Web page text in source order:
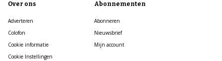
Over ons
Adverteren
Colofon
Cookie informatie
Cookie Instellingen
Abonnementen
Abonneren
Nieuwsbrief
Mijn account